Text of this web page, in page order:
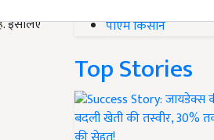
इसलिए
पीएम किसान
Top Stories